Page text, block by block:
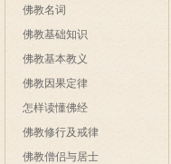
佛教名词
佛教基础知识
佛教基本教义
佛教因果定律
怎样读懂佛经
佛教修行及戒律
佛教僧侣与居士